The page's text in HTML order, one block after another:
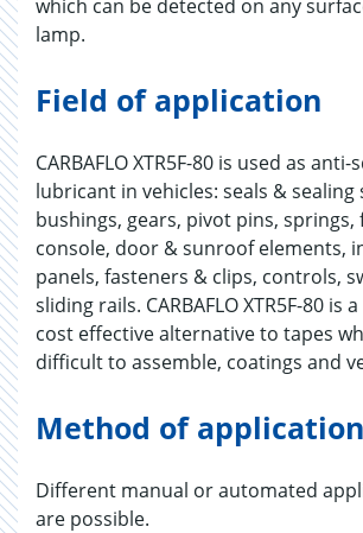
which can be detected on any
lamp.
Field of application
CARBAFLO XTR5F-80 is used as anti-
lubricant in vehicles: seals & sealing
bushings, gears, pivot pins, springs,
console, door & sunroof elements,
panels, fasteners & clips, controls,
sliding rails. CARBAFLO XTR5F-80 is
cost effective alternative to tapes
difficult to assemble, coatings and
Method of application
Different manual or automated
are possible.